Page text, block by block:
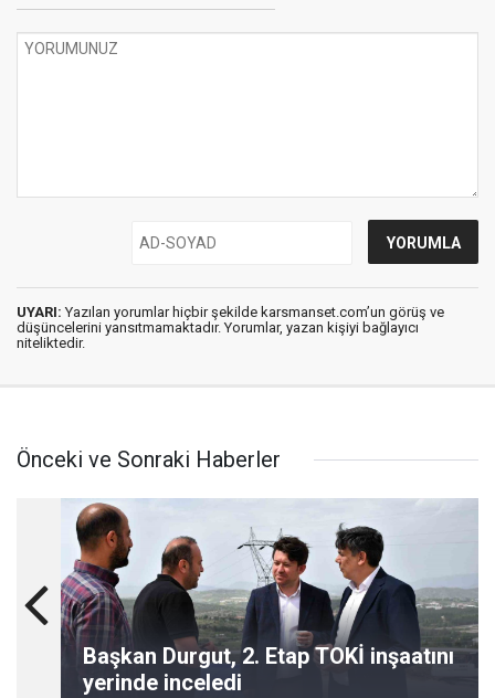
UYARI: Yazılan yorumlar hiçbir şekilde karsmanset.com’un görüş ve
düşüncelerini yansıtmamaktadır. Yorumlar, yazan kişiyi bağlayıcı
niteliktedir.
Önceki ve Sonraki Haberler
Başkan Durgut, 2. Etap TOKİ inşaatını
yerinde inceledi